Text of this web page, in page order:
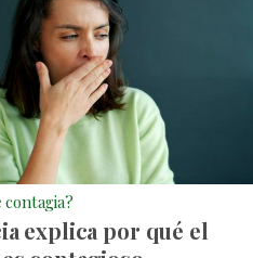
contagia?
explica por qué el